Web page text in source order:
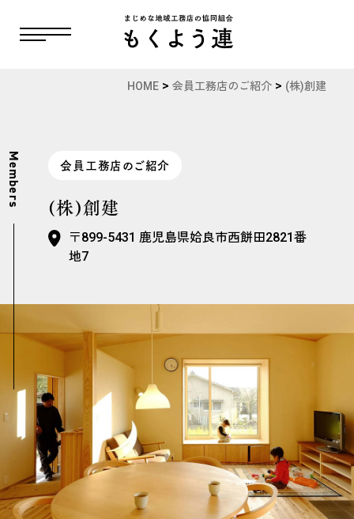
HOME > 会員工務店のご紹介 > (株)創建
Members 会員工務店のご紹介
(株)創建
〒899-5431 鹿児島県姶良市西餅田2821番
地7